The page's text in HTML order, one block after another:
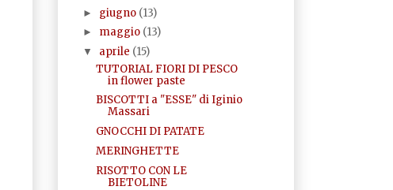
► giugno (13)
► maggio (13)
▼ aprile (15)
TUTORIAL FIORI DI PESCO
in flower paste
BISCOTTI a "ESSE" di Iginio
Massari
GNOCCHI DI PATATE
MERINGHETTE
RISOTTO CON LE
BIETOLINE